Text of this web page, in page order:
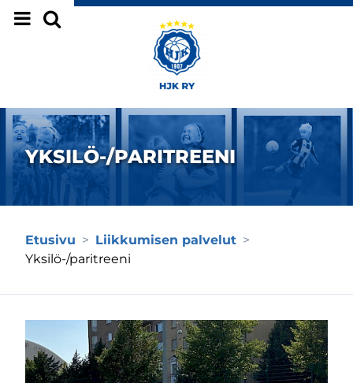
Siirry sivun sisältöön
YKSILÖ-/PARITREENI
Etusivu > Liikkumisen palvelut >
Yksilö-/paritreeni